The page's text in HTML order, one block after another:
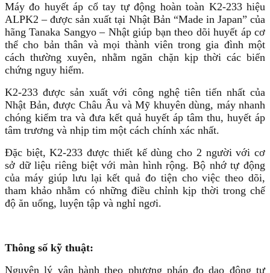
Máy đo huyết áp cổ tay tự động hoàn toàn K2-233 hiệu
ALPK2 – được sản xuất tại Nhật Bản “Made in Japan” của
hãng Tanaka Sangyo – Nhật giúp bạn theo dõi huyết áp cơ
thể cho bản thân và mọi thành viên trong gia đình một
cách thường xuyên, nhằm ngăn chặn kịp thời các biến
chứng nguy hiểm.
K2-233 được sản xuất với công nghệ tiên tiến nhất của
Nhật Bản, được Châu Âu và Mỹ khuyên dùng, máy nhanh
chóng kiểm tra và đưa kết quả huyết áp tâm thu, huyết áp
tâm trương và nhịp tim một cách chính xác nhất.
Đặc biệt, K2-233 được thiết kế dùng cho 2 người với cơ
sở dữ liệu riêng biệt với màn hình rộng. Bộ nhớ tự động
của máy giúp lưu lại kết quả đo tiện cho việc theo dõi,
tham khảo nhằm có những điều chỉnh kịp thời trong chế
độ ăn uống, luyện tập và nghỉ ngơi.
Thông số kỹ thuật:
Nguyên lý vận hành theo phương pháp đo dao động tự